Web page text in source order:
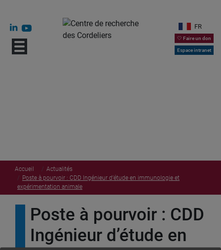
FR
🤍 Faire un don
Espace intranet
Accueil
Actualités
Poste à pourvoir : CDD Ingénieur d’étude en immunologie et
expérimentation animale
Poste à pourvoir : CDD
Ingénieur d’étude en